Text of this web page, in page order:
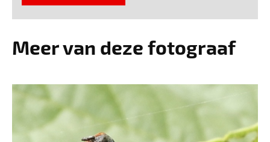
Meer van deze fotograaf